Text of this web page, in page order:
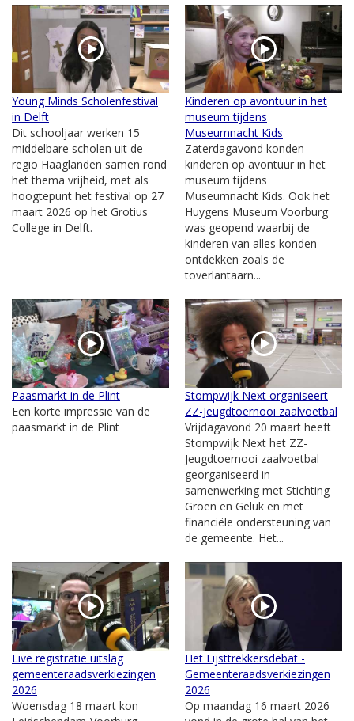
Young Minds Scholenfestival
in Delft
Dit schooljaar werken 15
middelbare scholen uit de
regio Haaglanden samen rond
het thema vrijheid, met als
hoogtepunt het festival op 27
maart 2026 op het Grotius
College in Delft.
Kinderen op avontuur in het
museum tijdens
Museumnacht Kids
Zaterdagavond konden
kinderen op avontuur in het
museum tijdens
Museumnacht Kids. Ook het
Huygens Museum Voorburg
was geopend waarbij de
kinderen van alles konden
ontdekken zoals de
toverlantaarn...
Paasmarkt in de Plint
Een korte impressie van de
paasmarkt in de Plint
Stompwijk Next organiseert
ZZ-Jeugdtoernooi zaalvoetbal
Vrijdagavond 20 maart heeft
Stompwijk Next het ZZ-
Jeugdtoernooi zaalvoetbal
georganiseerd in
samenwerking met Stichting
Groen en Geluk en met
financiële ondersteuning van
de gemeente. Het...
Live registratie uitslag
gemeenteraadsverkiezingen
2026
Woensdag 18 maart kon
Het Lijsttrekkersdebat -
Gemeenteraadsverkiezingen
2026
Op maandag 16 maart 2026